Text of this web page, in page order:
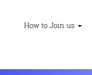
How to Join us